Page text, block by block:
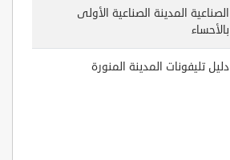
الصناعية المدينة الصناعية الأولى
بالأحساء
دليل تليفونات المدينة المنورة